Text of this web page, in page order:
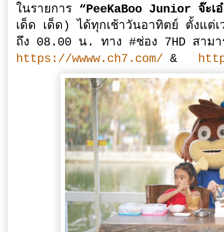
ในรายการ “PeeKaBoo Junior จ๊ะ
เด็ด เด็ด) ได้ทุกเช้าวันอาทิตย์ ตั้งแ
ถึง 08.00 น. ทาง #ช่อง 7HD สามา
https://wwww.ch7.com/ &